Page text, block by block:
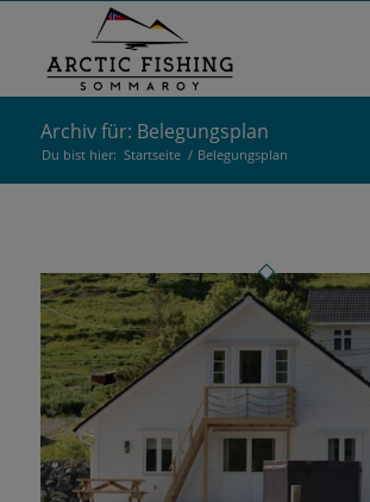
Archiv für: Belegungsplan
Du bist hier: Startseite / Belegungsplan